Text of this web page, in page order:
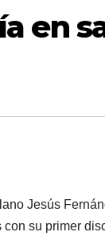
en
Jesús
su primer